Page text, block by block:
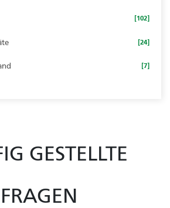
[102]
[24]
[7]
GESTELLTE
FRAGEN